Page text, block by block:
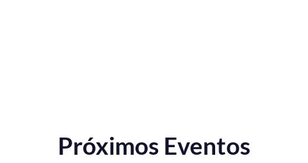
Próximos Eventos